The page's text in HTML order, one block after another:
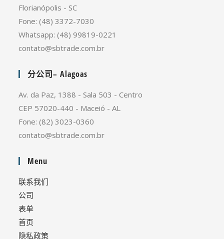
Florianópolis - SC
Fone: (48) 3372-7030
Whatsapp: (48) 99819-0221
contato@sbtrade.com.br
分公司– Alagoas
Av. da Paz, 1388 - Sala 503 - Centro
CEP 57020-440 - Maceió - AL
Fone: (82) 3023-0360
contato@sbtrade.com.br
Menu
联系我们
公司
表单
首页
隐私政策